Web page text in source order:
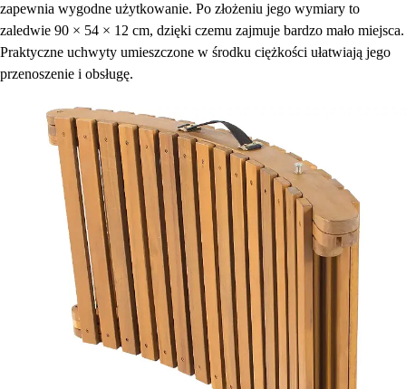
zapewnia wygodne użytkowanie. Po złożeniu jego wymiary to
zaledwie 90 × 54 × 12 cm, dzięki czemu zajmuje bardzo mało miejsca.
Praktyczne uchwyty umieszczone w środku ciężkości ułatwiają jego
przenoszenie i obsługę.